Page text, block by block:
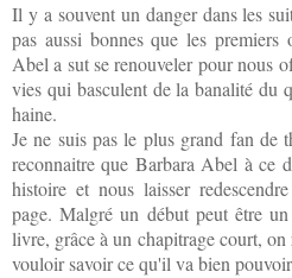
Il y a souvent un danger dans les
pas aussi bonnes que les
Abel a sut se renouveler pour nous
vies qui basculent de la banalité du
haine.
Je ne suis pas le plus grand fan de
reconnaitre que Barbara Abel à ce
histoire et nous laisser
page. Malgré un début peut être
livre, grâce à un chapitrage court, on
vouloir savoir ce qu'il va bien